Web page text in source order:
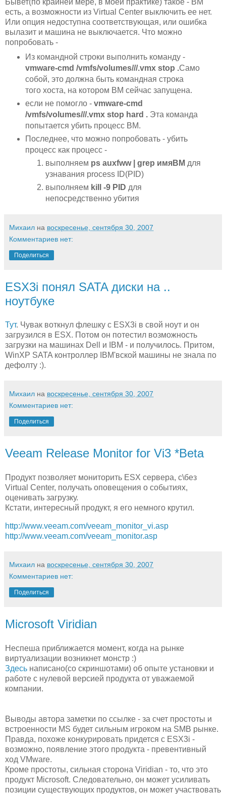
есть, а возможности из Virtual Center выключить ее нет.
Или опция недоступна соответствующая, или ошибка
вылазит и машина не выключается. Что можно
попробовать -
Из командной строки выполнить команду -
vmware-cmd /vmfs/volumes///.vmx stop .Само
собой, это должна быть командная строка
того хоста, на котором ВМ сейчас запущена.
если не помогло - vmware-cmd
/vmfs/volumes///.vmx stop hard . Эта команда
попытается убить процесс ВМ.
Последнее, что можно попробовать - убить
процесс как процесс -
выполняем ps auxfww | grep имяВМ для
узнавания process ID(PID)
выполняем kill -9 PID для
непосредственно убития
Михаил на воскресенье, сентября 30, 2007
Комментариев нет:
Поделиться
ESX3i понял SATA диски на ..
ноутбуке
Тут. Чувак воткнул флешку с ESX3i в свой ноут и он
загрузился в ESX. Потом он потестил возможность
загрузки на машинах Dell и IBM - и получилось. Притом,
WinXP SATA контроллер IBM'вской машины не знала по
дефолту :).
Михаил на воскресенье, сентября 30, 2007
Комментариев нет:
Поделиться
Veeam Release Monitor for Vi3 *Beta
Продукт позволяет мониторить ESX сервера, с\без
Virtual Center, получать оповещения о событиях,
оценивать загрузку.
Кстати, интересный продукт, я его немного крутил.
http://www.veeam.com/veeam_monitor_vi.asp
http://www.veeam.com/veeam_monitor.asp
Михаил на воскресенье, сентября 30, 2007
Комментариев нет:
Поделиться
Microsoft Viridian
Неспеша приближается момент, когда на рынке
виртуализации возникнет монстр :)
Здесь написано(со скриншотами) об опыте установки и
работе с нулевой версией продукта от уважаемой
компании.
Выводы автора заметки по ссылке - за счет простоты и
встроенности MS будет сильным игроком на SMB рынке.
Правда, похоже конкурировать придется с ESX3i -
возможно, появление этого продукта - превентивный
ход VMware.
Кроме простоты, сильная сторона Viridian - то, что это
продукт Microsoft. Следовательно, он может усиливать
позиции существующих продуктов, он может участвовать